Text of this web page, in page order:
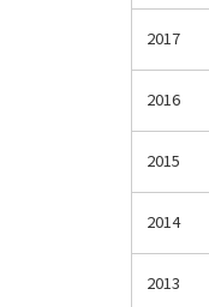
2017
2016
2015
2014
2013